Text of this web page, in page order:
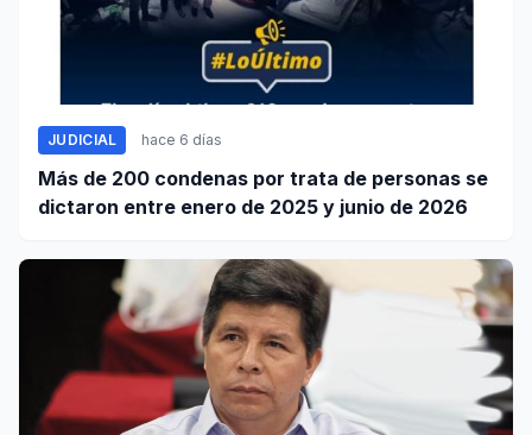
JUDICIAL hace 6 días
Más de 200 condenas por trata de personas se
dictaron entre enero de 2025 y junio de 2026